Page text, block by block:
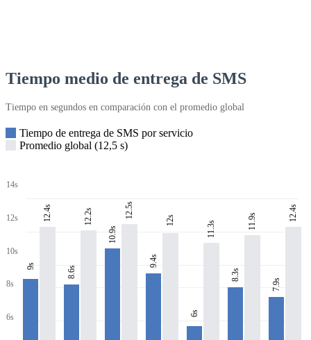
Tiempo medio de entrega de SMS
Tiempo en segundos en comparación con el promedio global
Tiempo de entrega de SMS por servicio
Promedio global (12,5 s)
14s
12s
10s
8s
6s
9s
12.4s
8.6s
12.2s
10.9s
12.5s
9.4s
12s
6s
11.3s
8.3s
11.9s
7.9s
12.4s